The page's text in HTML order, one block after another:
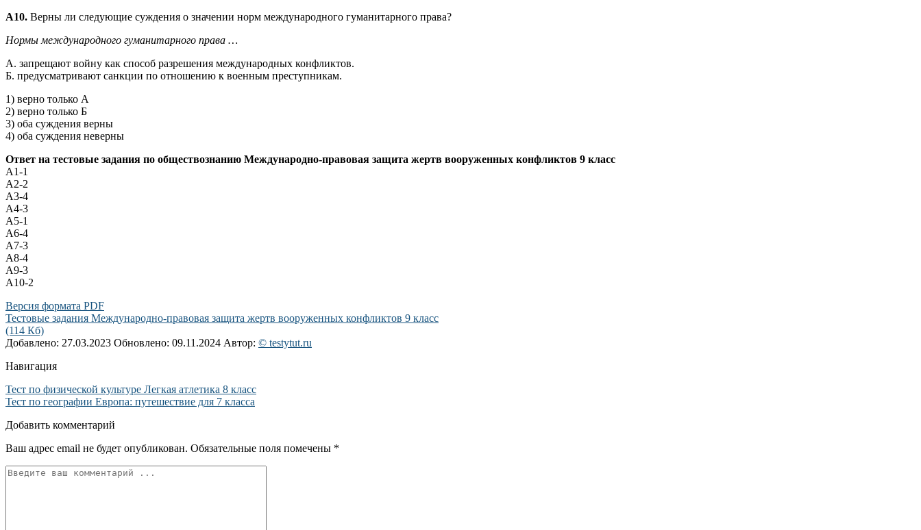
А10. Верны ли следующие суждения о значении норм международного гуманитарного права?
Нормы международного гуманитарного права …
А. запрещают войну как способ разрешения международных конфликтов.
Б. предусматривают санкции по отношению к военным преступникам.
1) верно только А
2) верно только Б
3) оба суждения верны
4) оба суждения неверны
Ответ на тестовые задания по обществознанию Международно-правовая защита жертв вооруженных конфликтов 9 класс
А1-1
А2-2
А3-4
А4-3
А5-1
А6-4
А7-3
А8-4
А9-3
А10-2
Версия формата PDF
Тестовые задания Международно-правовая защита жертв вооруженных конфликтов 9 класс
(114 Кб)
Добавлено: 27.03.2023 Обновлено: 09.11.2024 Автор: © testytut.ru
Навигация
Тест по физической культуре Легкая атлетика 8 класс
Тест по географии Европа: путешествие для 7 класса
Добавить комментарий
Ваш адрес email не будет опубликован. Обязательные поля помечены *